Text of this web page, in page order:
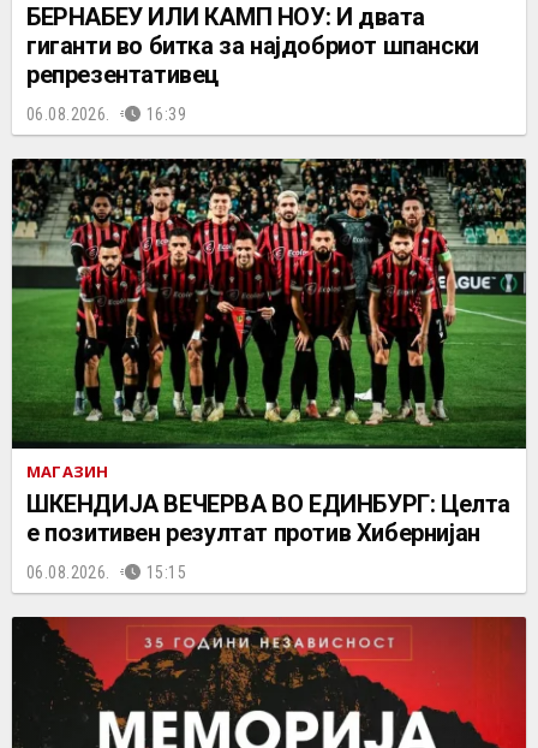
БЕРНАБЕУ ИЛИ КАМП НОУ: И двата
гиганти во битка за најдобриот шпански
репрезентативец
06.08.2026. 16:39
МАГАЗИН
ШКЕНДИЈА ВЕЧЕРВА ВО ЕДИНБУРГ: Целта
е позитивен резултат против Хибернијан
06.08.2026. 15:15